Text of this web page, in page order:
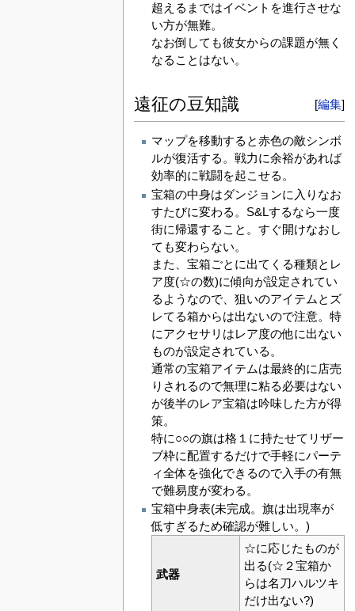
超えるまではイベントを進行させな
い方が無難。
なお倒しても彼女からの課題が無く
なることはない。
[編集]
遠征の豆知識
マップを移動すると赤色の敵シンボ
ルが復活する。戦力に余裕があれば
効率的に戦闘を起こせる。
宝箱の中身はダンジョンに入りなお
すたびに変わる。S&Lするなら一度
街に帰還すること。すぐ開けなおし
ても変わらない。
また、宝箱ごとに出てくる種類とレ
ア度(☆の数)に傾向が設定されてい
るようなので、狙いのアイテムとズ
レてる箱からは出ないので注意。特
にアクセサリはレア度の他に出ない
ものが設定されている。
通常の宝箱アイテムは最終的に店売
りされるので無理に粘る必要はない
が後半のレア宝箱は吟味した方が得
策。
特に○○の旗は格１に持たせてリザー
ブ枠に配置するだけで手軽にパーテ
ィ全体を強化できるので入手の有無
で難易度が変わる。
宝箱中身表(未完成。旗は出現率が
低すぎるため確認が難しい。)
武器
☆に応じたものが
出る(☆２宝箱か
らは名刀ハルツキ
だけ出ない?)